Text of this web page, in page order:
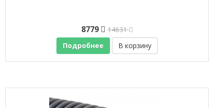
8779
14631
Подробнее
В корзину